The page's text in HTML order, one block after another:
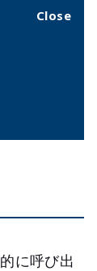
に呼び出